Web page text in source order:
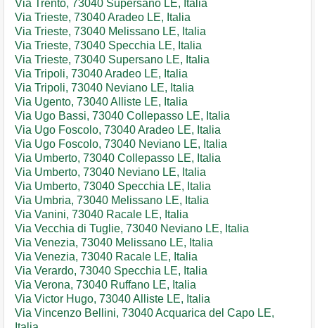
Via Trento, 73040 Supersano LE, Italia
Via Trieste, 73040 Aradeo LE, Italia
Via Trieste, 73040 Melissano LE, Italia
Via Trieste, 73040 Specchia LE, Italia
Via Trieste, 73040 Supersano LE, Italia
Via Tripoli, 73040 Aradeo LE, Italia
Via Tripoli, 73040 Neviano LE, Italia
Via Ugento, 73040 Alliste LE, Italia
Via Ugo Bassi, 73040 Collepasso LE, Italia
Via Ugo Foscolo, 73040 Aradeo LE, Italia
Via Ugo Foscolo, 73040 Neviano LE, Italia
Via Umberto, 73040 Collepasso LE, Italia
Via Umberto, 73040 Neviano LE, Italia
Via Umberto, 73040 Specchia LE, Italia
Via Umbria, 73040 Melissano LE, Italia
Via Vanini, 73040 Racale LE, Italia
Via Vecchia di Tuglie, 73040 Neviano LE, Italia
Via Venezia, 73040 Melissano LE, Italia
Via Venezia, 73040 Racale LE, Italia
Via Verardo, 73040 Specchia LE, Italia
Via Verona, 73040 Ruffano LE, Italia
Via Victor Hugo, 73040 Alliste LE, Italia
Via Vincenzo Bellini, 73040 Acquarica del Capo LE,